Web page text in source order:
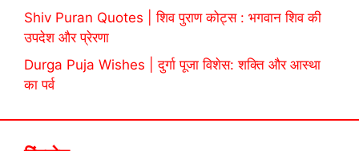
Shiv Puran Quotes | शिव पुराण कोट्स : भगवान शिव की
उपदेश और प्रेरणा
Durga Puja Wishes | दुर्गा पूजा विशेस: शक्ति और आस्था
का पर्व